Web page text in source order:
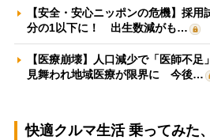
【安全・安心ニッポンの危機】採
分の1以下に！ 出生数減がも…
【医療崩壊】人口減少で「医師不
見舞われ地域医療が限界に 今後…
快適クルマ生活 乗ってみた